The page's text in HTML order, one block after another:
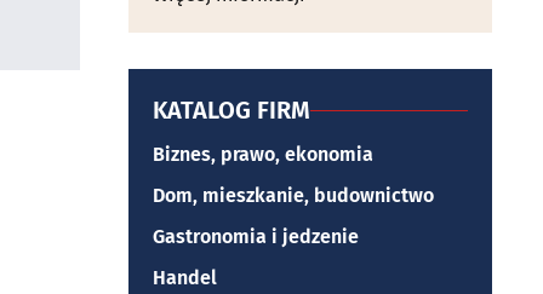
KATALOG FIRM
Biznes, prawo, ekonomia
Dom, mieszkanie, budownictwo
Gastronomia i jedzenie
Handel